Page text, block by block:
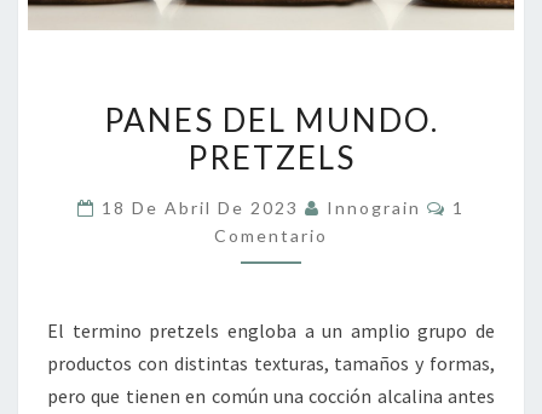
DEL
MUNDO.
PANES DEL MUNDO.
PRETZELS
18 De Abril De 2023 Innograin
1
Comentario
El termino pretzels engloba a un amplio grupo de
productos con distintas texturas, tamaños y formas,
pero que tienen en común una cocción alcalina antes